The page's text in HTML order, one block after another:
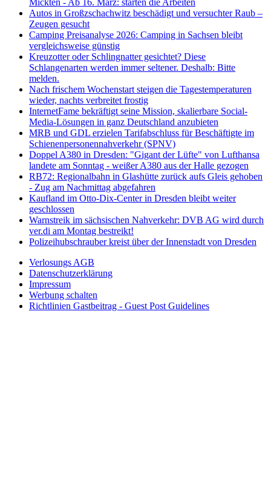
Autos in Großzschachwitz beschädigt und versuchter Raub –
Zeugen gesucht
Camping Preisanalyse 2026: Camping in Sachsen bleibt
vergleichsweise günstig
Kreuzotter oder Schlingnatter gesichtet? Diese
Schlangenarten werden immer seltener. Deshalb: Bitte
melden.
Nach frischem Wochenstart steigen die Tagestemperaturen
wieder, nachts verbreitet frostig
InternetFame bekräftigt seine Mission, skalierbare Social-
Media-Lösungen in ganz Deutschland anzubieten
MRB und GDL erzielen Tarifabschluss für Beschäftigte im
Schienenpersonennahverkehr (SPNV)
Doppel A380 in Dresden: "Gigant der Lüfte" von Lufthansa
landete am Sonntag - weißer A380 aus der Halle gezogen
RB72: Regionalbahn in Glashütte zurück aufs Gleis gehoben
- Zug am Nachmittag abgefahren
Kaufland im Otto-Dix-Center in Dresden bleibt weiter
geschlossen
Warnstreik im sächsischen Nahverkehr: DVB AG wird durch
ver.di am Montag bestreikt!
Polizeihubschrauber kreist über der Innenstadt von Dresden
Verlosungs AGB
Datenschutzerklärung
Impressum
Werbung schalten
Richtlinien Gastbeitrag - Guest Post Guidelines